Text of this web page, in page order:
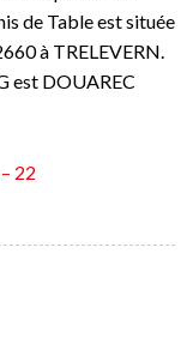
de Table est située
à TRELEVERN.
est DOUAREC
22